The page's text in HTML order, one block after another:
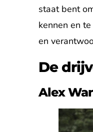
staat bent
kennen en
en
De
Alex